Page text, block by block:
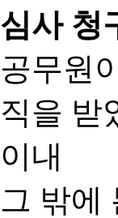
심사 청
공무원
직을 받
이내
그 밖에